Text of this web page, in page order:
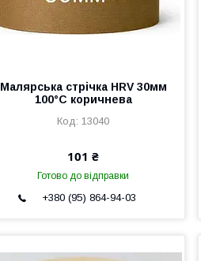
Малярська стрічка HRV 30мм
100°С коричнева
13040
101 ₴
Готово до відправки
+380 (95) 864-94-03